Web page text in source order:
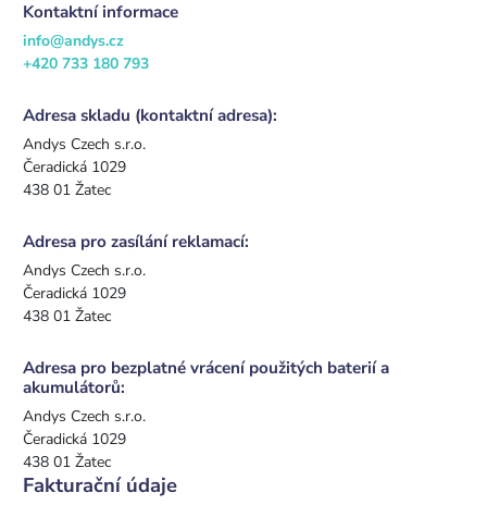
Kontaktní informace
info@andys.cz
+420 733 180 793
Adresa skladu (kontaktní adresa):
Andys Czech s.r.o.
Čeradická 1029
438 01 Žatec
Adresa pro zasílání reklamací:
Andys Czech s.r.o.
Čeradická 1029
438 01 Žatec
Adresa pro bezplatné vrácení použitých baterií a
akumulátorů:
Andys Czech s.r.o.
Čeradická 1029
438 01 Žatec
Fakturační údaje